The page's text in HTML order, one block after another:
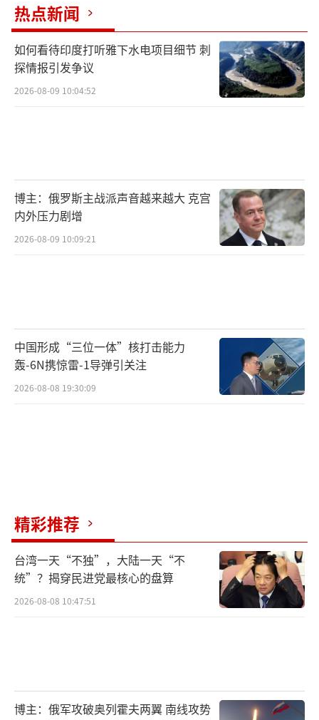
热点新闻
如何看待印度打听雅下水电项目细节 刺
探情报引发争议
2026-08-09 10:04:52
博主：俄罗斯主战派声音越来越大 克宫
内外压力剧增
2026-08-09 10:09:21
中国形成“三位一体”核打击能力
轰-6N携惊雷-1导弹引关注
2026-08-08 19:30:09
精彩推荐
台湾一天“不独”，大陆一天“不
统”？揭穿民进党最核心的盘算
2026-08-08 10:47:51
博主：俄军攻破奥列霍夫两翼 南线攻势